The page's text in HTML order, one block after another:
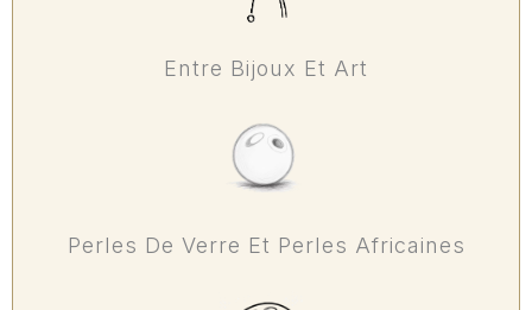
Entre Bijoux Et Art
Perles De Verre Et Perles Africaines